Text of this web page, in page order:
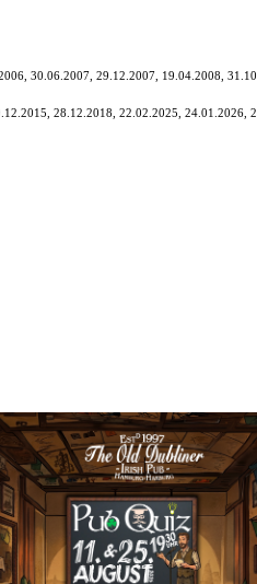
30.06.2007, 29.12.2007, 19.04.2008,
28.12.2018, 22.02.2025, 24.01.2026,